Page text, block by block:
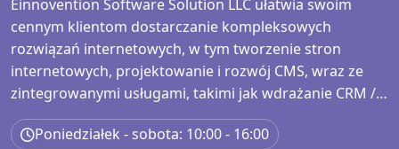
Einnovention Software Solution LLC ułatwia swoim
cennym klientom dostarczanie kompleksowych
rozwiązań internetowych, w tym tworzenie stron
internetowych, projektowanie i rozwój CMS, wraz ze
zintegrowanymi usługami, takimi jak wdrażanie CRM /
ERP, integracja zgody na pliki cookie, konfiguracja
Google Tag Manager, konfiguracja Analytics i GA4,
Poniedziałek - sobota: 10:00 - 16:00